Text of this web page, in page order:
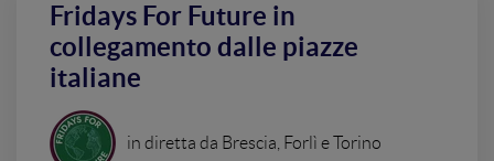
Fridays For Future in
collegamento dalle piazze
italiane
in diretta da Brescia, Forlì e Torino